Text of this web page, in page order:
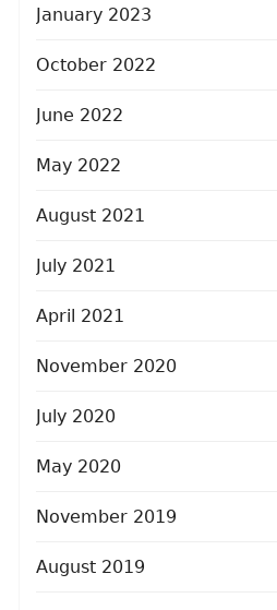
January 2023
October 2022
June 2022
May 2022
August 2021
July 2021
April 2021
November 2020
July 2020
May 2020
November 2019
August 2019